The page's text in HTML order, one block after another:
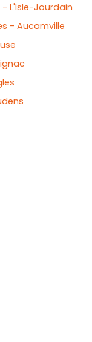
L'Isle-Jourdain
- Aucamville